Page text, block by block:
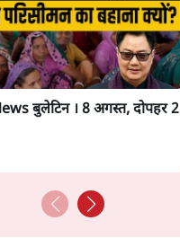
बुलेटिन । 8 अगस्त, दोपहर 2